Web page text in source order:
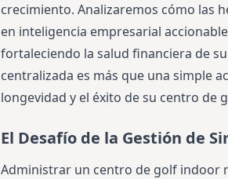
crecimiento. Analizaremos cómo las
en inteligencia empresarial
fortaleciendo la salud financiera de
centralizada es más que una simple
longevidad y el éxito de su centro de
El Desafío de la Gestión de
Administrar un centro de golf indoor